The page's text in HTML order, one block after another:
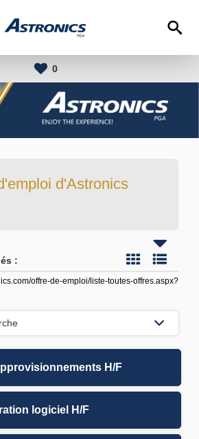
0
d'Astronics
:
offre-de-emploi/liste-toutes-offres.aspx?
H/F
logiciel H/F